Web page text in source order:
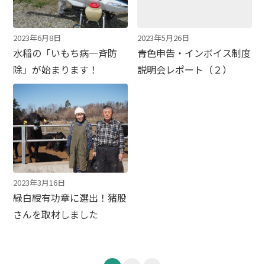
2023年6月8日
水稲の「いもち病一斉防
除」が始まります！
2023年5月26日
青色申告・インボイス制度
説明会レポート（２）
2023年3月16日
緑白綬有功章に選出！猪股
さんを取材しました